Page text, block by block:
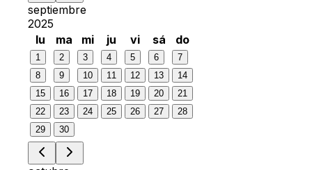
septiembre
2025
lu
ma mi ju vi sá do
1 2 3 4 5 6
7
8
9 10 11 12 13
14
15
16 17 18 19 20
21
22
23 24 25 26 27
28
29
30